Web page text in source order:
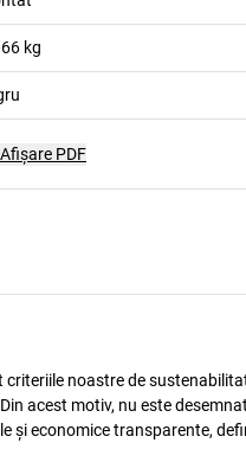
kg
Afişare PDF
noastre de
acest motiv, nu este
și economice transparente,